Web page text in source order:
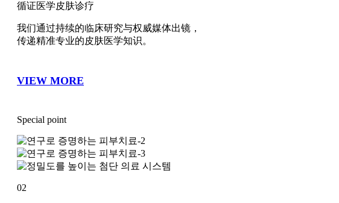
循证医学皮肤诊疗
我们通过持续的临床研究与权威媒体出镜，
传递精准专业的皮肤医学知识。
VIEW MORE
Special point
02